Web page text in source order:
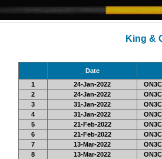
King &
Date
1
24-Jan-2022
2
24-Jan-2022
3
31-Jan-2022
4
31-Jan-2022
5
21-Feb-2022
6
21-Feb-2022
7
13-Mar-2022
8
13-Mar-2022